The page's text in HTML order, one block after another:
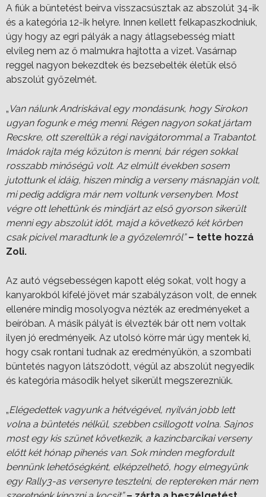
A fiúk a büntetést beírva visszacsúsztak az abszolút 34-ik
és a kategória 12-ik helyre. Innen kellett felkapaszkodniuk,
úgy hogy az egri pályák a nagy átlagsebesség miatt
elvileg nem az ő malmukra hajtotta a vizet. Vasárnap
reggel nagyon bekezdtek és bezsebelték életük első
abszolút győzelmét.
„ Van nálunk Andriskával egy mondásunk, hogy Sirokon
ugyan fogunk e még menni. Régen nagyon sokat jártam
Recskre, ott szereltük a régi navigátorommal a Trabantot.
Imádok rajta még közúton is menni, bár régen sokkal
rosszabb minőségű volt. Az elmúlt években sosem
jutottunk el idáig, hiszen mindig a verseny másnapján volt,
mi pedig addigra már nem voltunk versenyben. Most
végre ott lehettünk és mindjárt az első gyorson sikerült
menni egy abszolút időt, majd a következő két körben
csak picivel maradtunk le a győzelemről” – tette hozzá
Zoli.
Az autó végsebességen kapott elég sokat, volt hogy a
kanyarokból kifelé jövet már szabályzáson volt, de ennek
ellenére mindig mosolyogva nézték az eredményeket a
beíróban. A másik pályát is élvezték bár ott nem voltak
ilyen jó eredményeik. Az utolsó körre már úgy mentek ki,
hogy csak rontani tudnak az eredményükön, a szombati
büntetés nagyon látszódott, végül az abszolút negyedik
és kategória második helyet sikerült megszerezniük.
„Elégedettek vagyunk a hétvégével, nyilván jobb lett
volna a büntetés nélkül, szebben csillogott volna. Sajnos
most egy kis szünet következik, a kazincbarcikai verseny
előtt két hónap pihenés van. Sok minden megfordult
bennünk lehetőségként, elképzelhető, hogy elmegyünk
egy Rally3-as versenyre tesztelni, de reptereken már nem